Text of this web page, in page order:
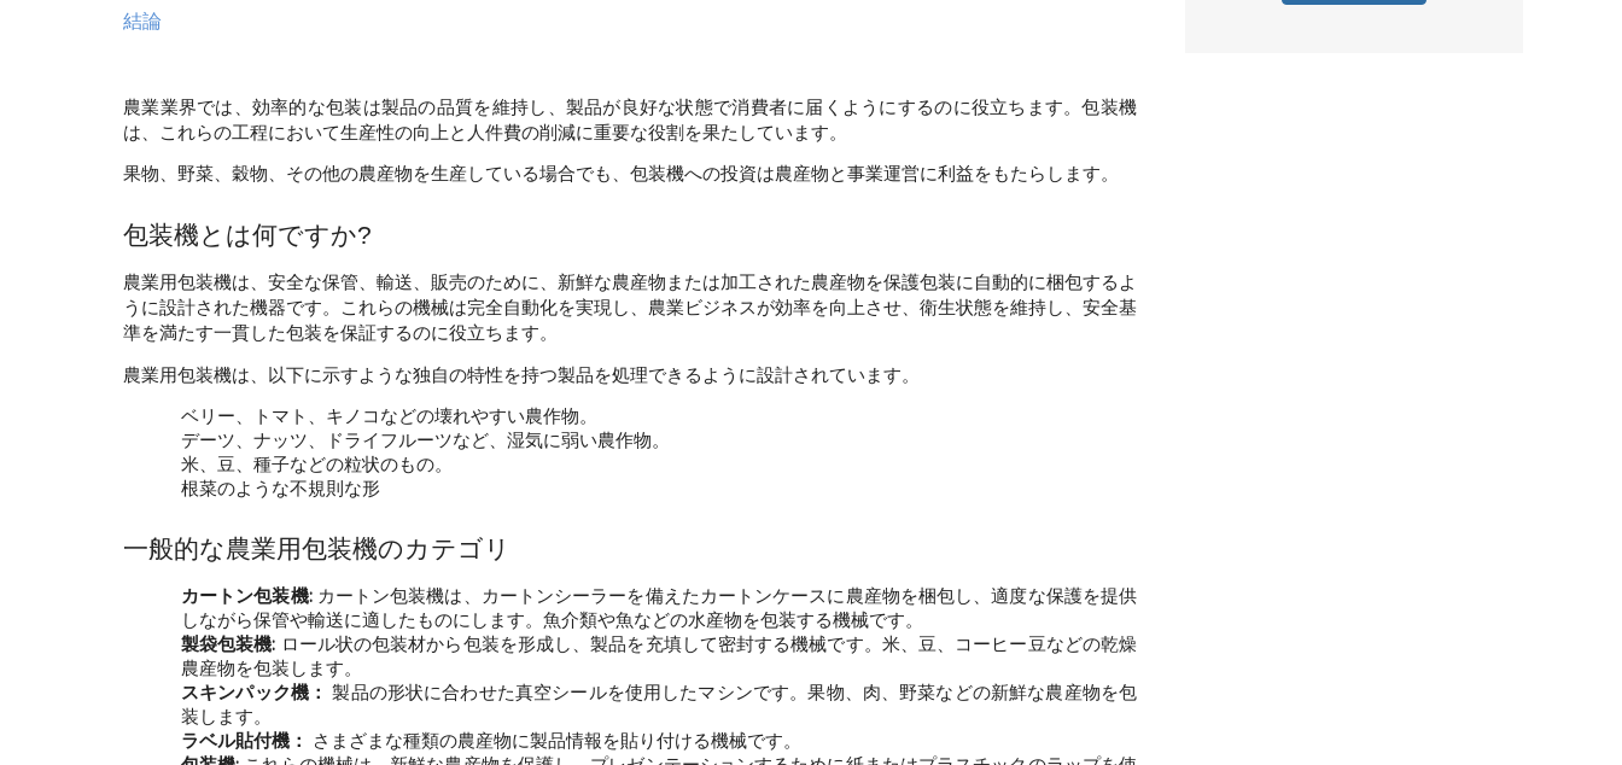
結論
農業業界では、効率的な包装は製品の品​​質を維持し、製品が良好な状態で消費者に届くようにするのに役立ちます。包装機
は、これらの工程において生産性の向上と人件費の削減に重要な役割を果たしています。
果物、野菜、穀物、その他の農産物を生産している場合でも、包装機への投資は農産物と事業運営に利益をもたらします。
包装機とは何ですか?
農業用包装機は、安全な保管、輸送、販売のために、新鮮な農産物または加工された農産物を保護包装に自動的に梱包するよ
うに設計された機器です。これらの機械は完全自動化を実現し、農業ビジネスが効率を向上させ、衛生状態を維持し、安全基
準を満たす一貫した包装を保証するのに役立ちます。
農業用包装機は、以下に示すような独自の特性を持つ製品を処理できるように設計されています。
ベリー、トマト、キノコなどの壊れやすい農作物。
デーツ、ナッツ、ドライフルーツなど、湿気に弱い農作物。
米、豆、種子などの粒状のもの。
根菜のような不規則な形
一般的な農業用包装機のカテゴリ
カートン包装機: カートン包装機は、カートンシーラーを備えたカートンケースに農産物を梱包し、適度な保護を提供
しながら保管や輸送に適したものにします。魚介類や魚などの水産物を包装する機械です。
製袋包装機: ロール状の包装材から包装を形成し、製品を充填して密封する機械です。米、豆、コーヒー豆などの乾燥
農産物を包装します。
スキンパック機： 製品の形状に合わせた真空シールを使用したマシンです。果物、肉、野菜などの新鮮な農産物を包
装します。
ラベル貼付機： さまざまな種類の農産物に製品情報を貼り付ける機械です。